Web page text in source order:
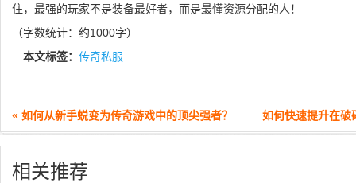
住，最强的玩家不是装备最好者，而是最懂资源分配的人！
（字数统计：约1000字）
本文标签： 传奇私服
« 如何从新手蜕变为传奇游戏中的顶尖强者？ 如何快速提升在破
相关推荐